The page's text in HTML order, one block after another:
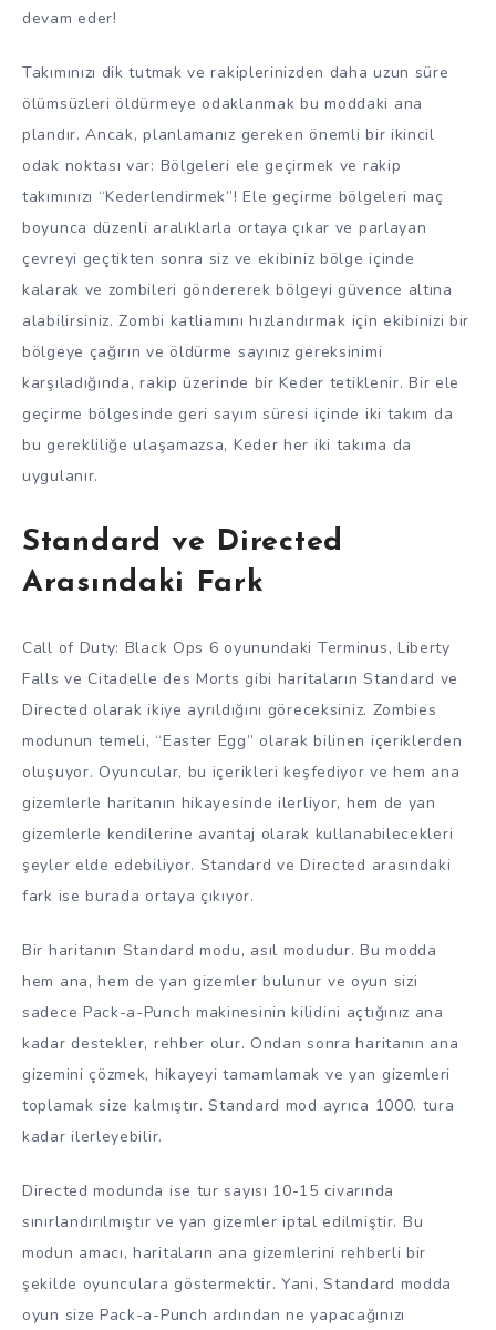
devam eder!
Takımınızı dik tutmak ve rakiplerinizden daha uzun süre
ölümsüzleri öldürmeye odaklanmak bu moddaki ana
plandır. Ancak, planlamanız gereken önemli bir ikincil
odak noktası var: Bölgeleri ele geçirmek ve rakip
takımınızı “Kederlendirmek”! Ele geçirme bölgeleri maç
boyunca düzenli aralıklarla ortaya çıkar ve parlayan
çevreyi geçtikten sonra siz ve ekibiniz bölge içinde
kalarak ve zombileri göndererek bölgeyi güvence altına
alabilirsiniz. Zombi katliamını hızlandırmak için ekibinizi bir
bölgeye çağırın ve öldürme sayınız gereksinimi
karşıladığında, rakip üzerinde bir Keder tetiklenir. Bir ele
geçirme bölgesinde geri sayım süresi içinde iki takım da
bu gerekliliğe ulaşamazsa, Keder her iki takıma da
uygulanır.
Standard ve Directed
Arasındaki Fark
Call of Duty: Black Ops 6 oyunundaki Terminus, Liberty
Falls ve Citadelle des Morts gibi haritaların Standard ve
Directed olarak ikiye ayrıldığını göreceksiniz. Zombies
modunun temeli, “Easter Egg” olarak bilinen içeriklerden
oluşuyor. Oyuncular, bu içerikleri keşfediyor ve hem ana
gizemlerle haritanın hikayesinde ilerliyor, hem de yan
gizemlerle kendilerine avantaj olarak kullanabilecekleri
şeyler elde edebiliyor. Standard ve Directed arasındaki
fark ise burada ortaya çıkıyor.
Bir haritanın Standard modu, asıl modudur. Bu modda
hem ana, hem de yan gizemler bulunur ve oyun sizi
sadece Pack-a-Punch makinesinin kilidini açtığınız ana
kadar destekler, rehber olur. Ondan sonra haritanın ana
gizemini çözmek, hikayeyi tamamlamak ve yan gizemleri
toplamak size kalmıştır. Standard mod ayrıca 1000. tura
kadar ilerleyebilir.
Directed modunda ise tur sayısı 10-15 civarında
sınırlandırılmıştır ve yan gizemler iptal edilmiştir. Bu
modun amacı, haritaların ana gizemlerini rehberli bir
şekilde oyunculara göstermektir. Yani, Standard modda
oyun size Pack-a-Punch ardından ne yapacağınızı